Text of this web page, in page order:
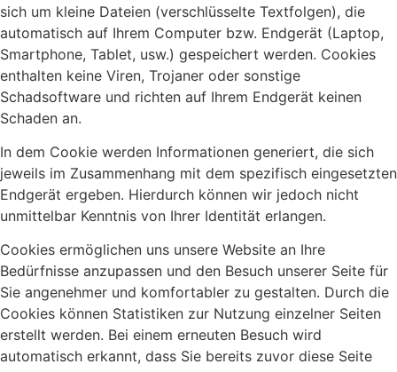
sich um kleine Dateien (verschlüsselte Textfolgen), die
automatisch auf Ihrem Computer bzw. Endgerät (Laptop,
Smartphone, Tablet, usw.) gespeichert werden. Cookies
enthalten keine Viren, Trojaner oder sonstige
Schadsoftware und richten auf Ihrem Endgerät keinen
Schaden an.
In dem Cookie werden Informationen generiert, die sich
jeweils im Zusammenhang mit dem spezifisch eingesetzten
Endgerät ergeben. Hierdurch können wir jedoch nicht
unmittelbar Kenntnis von Ihrer Identität erlangen.
Cookies ermöglichen uns unsere Website an Ihre
Bedürfnisse anzupassen und den Besuch unserer Seite für
Sie angenehmer und komfortabler zu gestalten. Durch die
Cookies können Statistiken zur Nutzung einzelner Seiten
erstellt werden. Bei einem erneuten Besuch wird
automatisch erkannt, dass Sie bereits zuvor diese Seite